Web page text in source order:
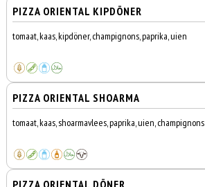
PIZZA ORIENTAL KIPDÖNER
tomaat, kaas, kipdöner, champignons, paprika, uien
PIZZA ORIENTAL SHOARMA
tomaat, kaas, shoarmavlees, paprika, uien, champignons
PIZZA ORIENTAL DÖNER